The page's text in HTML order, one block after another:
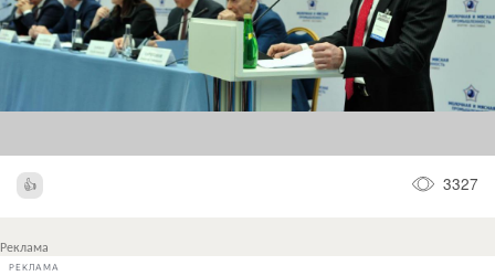
3327
Реклама
РЕКЛАМА